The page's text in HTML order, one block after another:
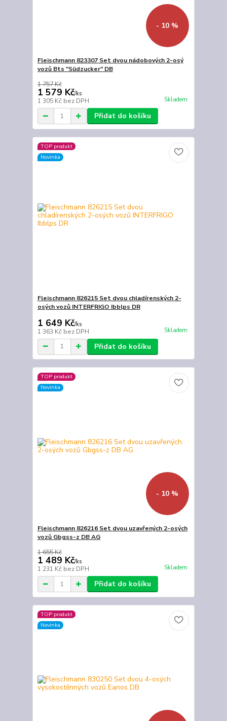
- 10 %
Fleischmann 823307 Set dvou nádobových 2-osý
vozů Bts "Südzucker" DB
1 757 Kč
1 579 Kč/ks
1 305 Kč bez DPH Skladem
Přidat do košíku
TOP produkt
Novinka
Fleischmann 826215 Set dvou chladírenských 2-
osých vozů INTERFRIGO Ibblps DR
1 649 Kč/ks
1 363 Kč bez DPH Skladem
Přidat do košíku
TOP produkt
Novinka
- 10 %
Fleischmann 826216 Set dvou uzavřených 2-osých
vozů Gbgss-z DB AG
1 655 Kč
1 489 Kč/ks
1 231 Kč bez DPH Skladem
Přidat do košíku
TOP produkt
Novinka